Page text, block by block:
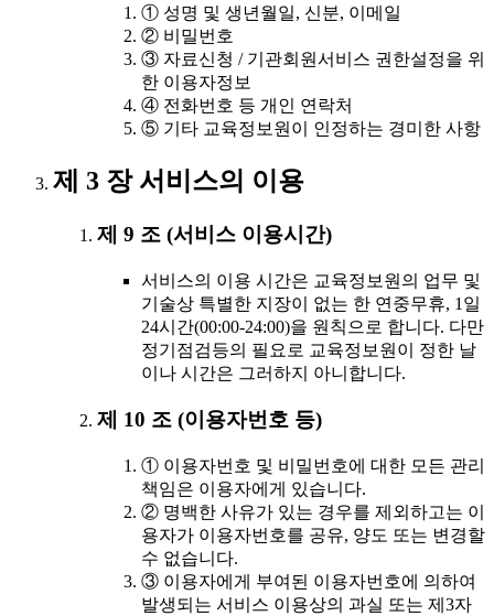
① 성명 및 생년월일, 신분, 이메일
② 비밀번호
③ 자료신청 / 기관회원서비스 권한설정을 위
한 이용자정보
④ 전화번호 등 개인 연락처
⑤ 기타 교육정보원이 인정하는 경미한 사항
제 3 장 서비스의 이용
제 9 조 (서비스 이용시간)
서비스의 이용 시간은 교육정보원의 업무 및
기술상 특별한 지장이 없는 한 연중무휴, 1일
24시간(00:00-24:00)을 원칙으로 합니다. 다만
정기점검등의 필요로 교육정보원이 정한 날
이나 시간은 그러하지 아니합니다.
제 10 조 (이용자번호 등)
① 이용자번호 및 비밀번호에 대한 모든 관리
책임은 이용자에게 있습니다.
② 명백한 사유가 있는 경우를 제외하고는 이
용자가 이용자번호를 공유, 양도 또는 변경할
수 없습니다.
③ 이용자에게 부여된 이용자번호에 의하여
발생되는 서비스 이용상의 과실 또는 제3자